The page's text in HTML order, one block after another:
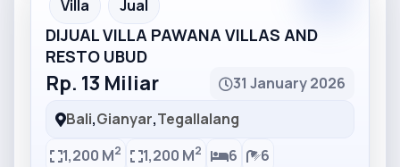
Villa Jual
DIJUAL VILLA PAWANA VILLAS AND
RESTO UBUD
Rp. 13 Miliar
31 January 2026
Bali,Gianyar,Tegallalang
1,200 M2 1,200 M2 6 6